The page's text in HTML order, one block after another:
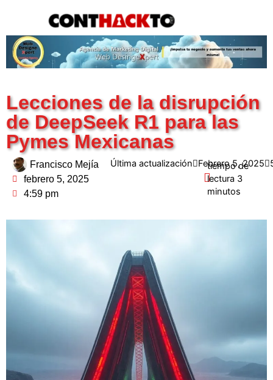
Lecciones de la disrupción
de DeepSeek R1 para las
Pymes Mexicanas
Francisco Mejía
febrero 5, 2025
4:59 pm
Última actualización Febrero 5, 2025